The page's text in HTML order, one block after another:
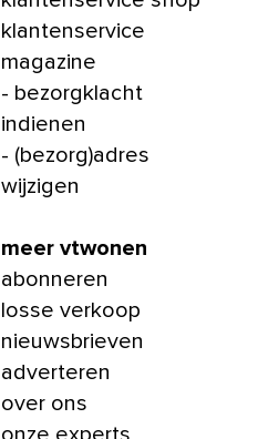
klantenservice
magazine
- bezorgklacht
indienen
- (bezorg)adres
wijzigen
meer vtwonen
abonneren
losse verkoop
nieuwsbrieven
adverteren
over ons